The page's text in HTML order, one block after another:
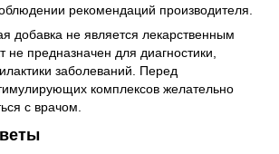
рекомендаций производителя.
добавка не является лекарственным
не предназначен для диагностики,
заболеваний. Перед
комплексов желательно
с врачом.